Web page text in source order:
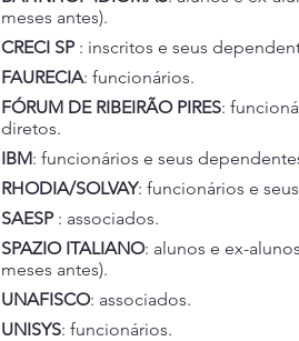
meses antes).
CRECI SP : inscritos e seus
FAURECIA: funcionários.
FÓRUM DE RIBEIRÃO PIRES:
diretos.
IBM: funcionários e seus
RHODIA/SOLVAY: funcionários e
SAESP : associados.
SPAZIO ITALIANO: alunos e ex-
meses antes).
UNAFISCO: associados.
UNISYS: funcionários.